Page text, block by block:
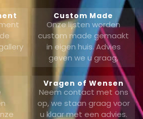
Custom Made
Onze lijsten worden
custom made gemaakt
in eigen huis. Advies
geven we u graag,
Vragen of Wensen
Neem contact met ons
op, we staan graag voor
u klaar met een advies.